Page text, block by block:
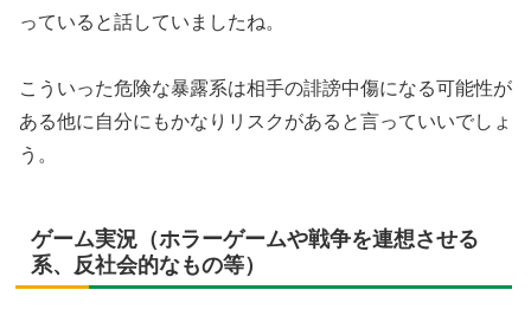
っていると話していましたね。
こういった危険な暴露系は相手の誹謗中傷になる可能性が
ある他に自分にもかなりリスクがあると言っていいでしょ
う。
ゲーム実況（ホラーゲームや戦争を連想させる
系、反社会的なもの等）